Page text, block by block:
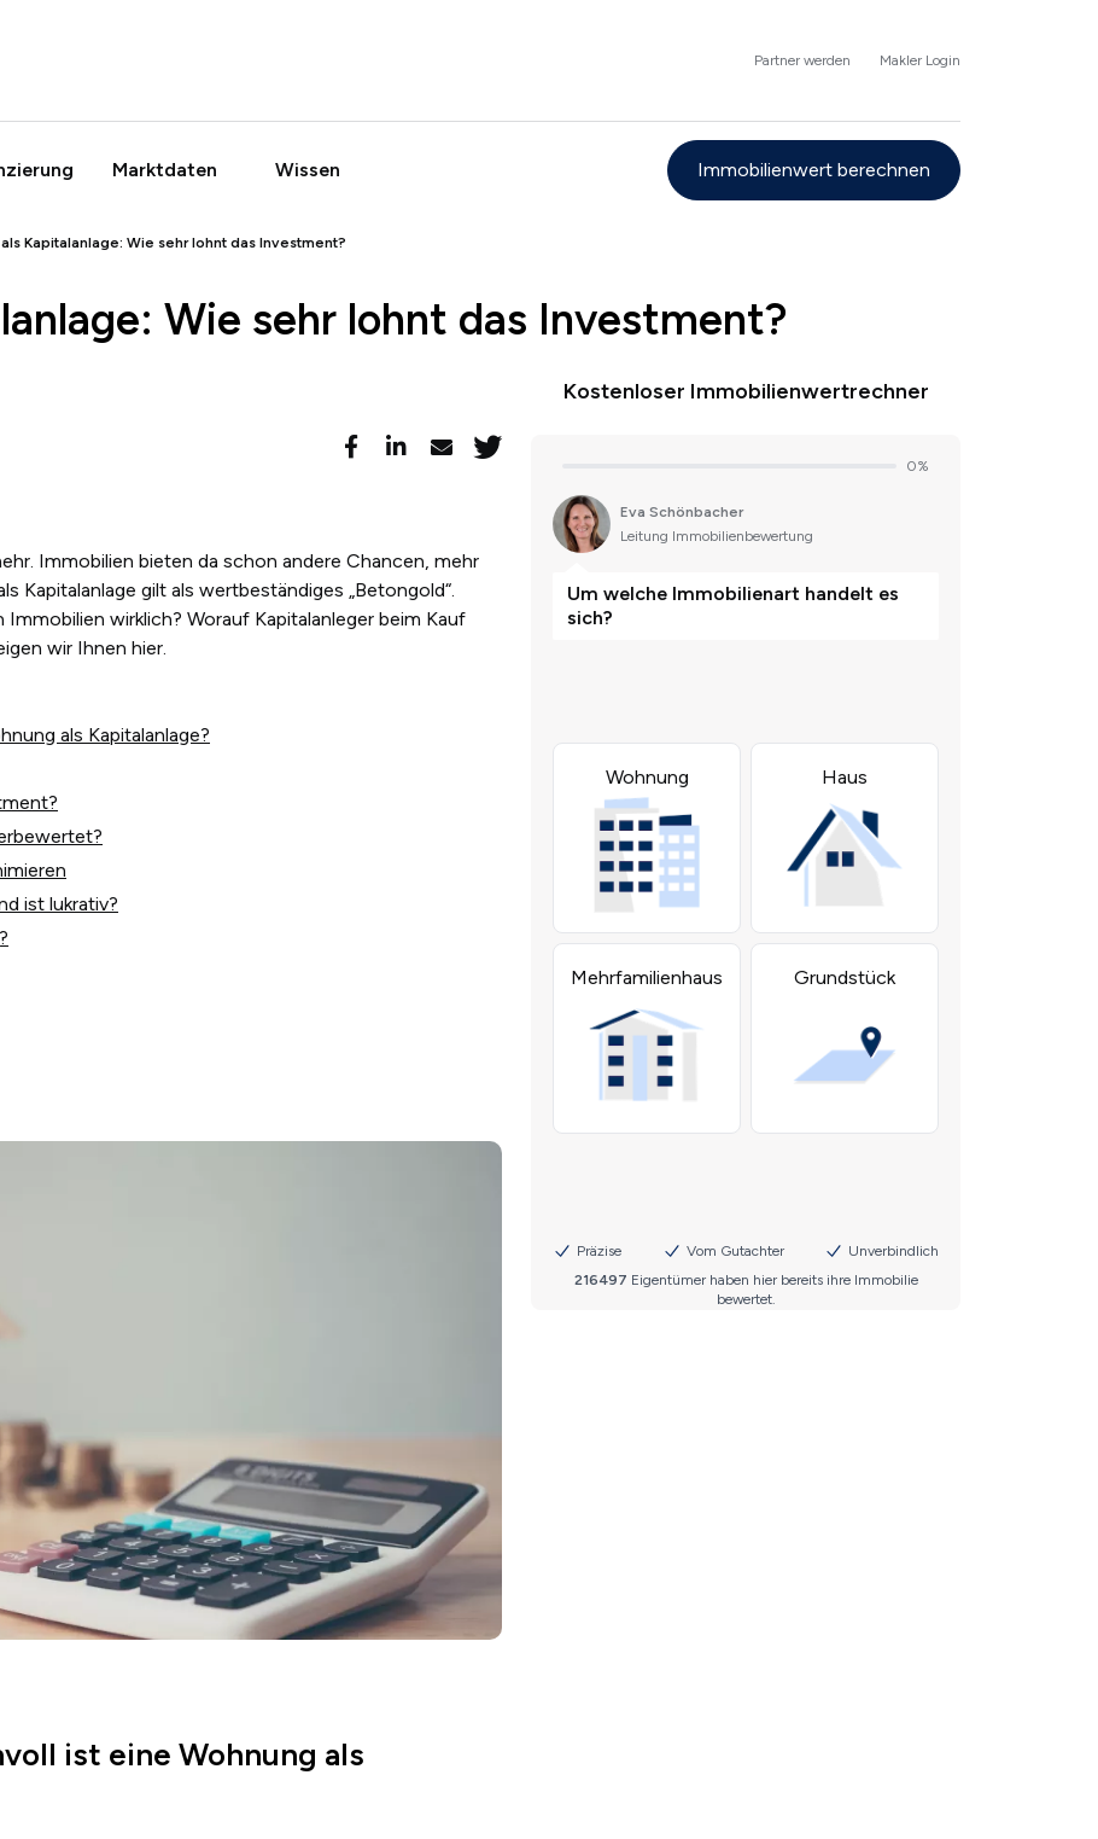
Partner werden Makler Login
Marktdaten Wissen Immobilienwert berechnen
Kapitalanlage: Wie sehr lohnt das Investment?
Wie sehr lohnt das Investment?
Immobilien bieten da schon andere Chancen, mehr
Kapitalanlage gilt als wertbeständiges „Betongold“.
wirklich? Worauf Kapitalanleger beim Kauf
wir Ihnen hier.
als Kapitalanlage?
ist lukrativ?
ist eine Wohnung als
Kostenloser Immobilienwertrechner